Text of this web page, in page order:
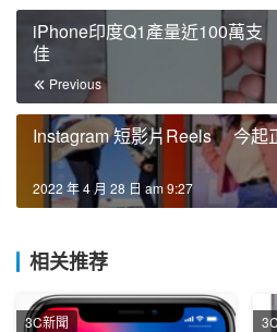
iPhone印度Q1產量近100萬
佳
Previous
Instagram 短影片Reels 今起
2022 年 4 月 28 日 am 9:27
相关推荐
3C新聞